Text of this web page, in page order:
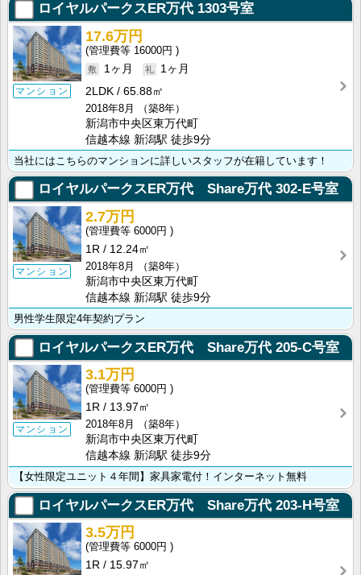
ロイヤルパークスER万代 1303号室
マンション
17.6万円
16000円
1ヶ月
1ヶ月
2LDK
65.88㎡
2018年8月
（築8年）
新潟市中央区東万代町
信越本線 新潟駅 徒歩9分
当社にはこちらのマンションに詳しいスタッフが在籍しています！
ロイヤルパークスER万代 Share万代 302-E号室
マンション
2.7万円
6000円
1R
12.24㎡
2018年8月
（築8年）
新潟市中央区東万代町
信越本線 新潟駅 徒歩9分
男性学生限定4年契約プラン
ロイヤルパークスER万代 Share万代 205-C号室
マンション
3.1万円
6000円
1R
13.97㎡
2018年8月
（築8年）
新潟市中央区東万代町
信越本線 新潟駅 徒歩9分
【女性限定ユニット４年間】家具家電付！インターネット無料
ロイヤルパークスER万代 Share万代 203-H号室
3.5万円
6000円
1R
15.97㎡